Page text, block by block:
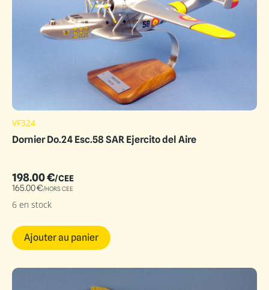
VF324
Dornier Do.24 Esc.58 SAR Ejercito del Aire
198.00€/CEE
165.00€/HORS CEE
6 en stock
Ajouter au panier